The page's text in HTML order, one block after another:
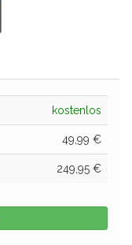
kostenlos
49,99 €
249,95 €